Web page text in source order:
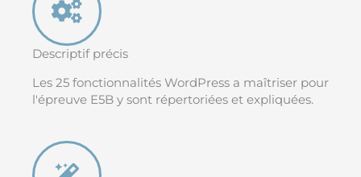
Descriptif précis
Les 25 fonctionnalités WordPress a maîtriser pour
l'épreuve E5B y sont répertoriées et expliquées.